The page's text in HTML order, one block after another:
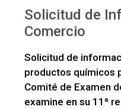
de Información
Solicitud de
Comercio
Solicitud de
productos químicos
Comité de Examen
examine en su 11ª